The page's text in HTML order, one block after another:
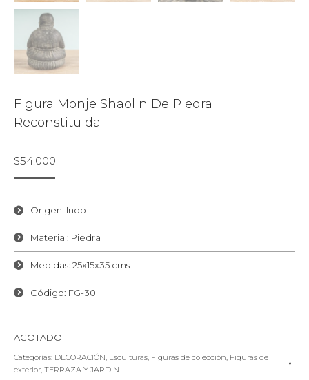
Figura Monje Shaolin De Piedra
Reconstituida
$54.000
Origen: Indo
Material: Piedra
Medidas: 25x15x35 cms
Código: FG-30
AGOTADO
Categorías: DECORACIÓN, Esculturas, Figuras de colección, Figuras de
exterior, TERRAZA Y JARDÍN